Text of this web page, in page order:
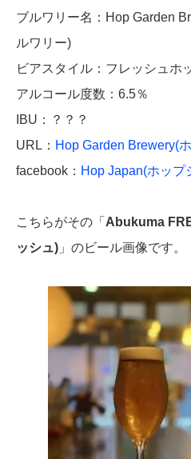
ブルワリー名：Hop Garden
ルワリー)
ビアスタイル：フレッシュホ
アルコール度数：6.5％
IBU：？？？
URL： Hop Garden Brewery(
facebook： Hop Japan(ホップ
こちらがその「 Abukuma
ッシュ) 」のビール画像です。